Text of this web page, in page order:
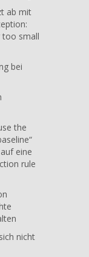
ab mit
too small
bei
the
eine
rule
nicht